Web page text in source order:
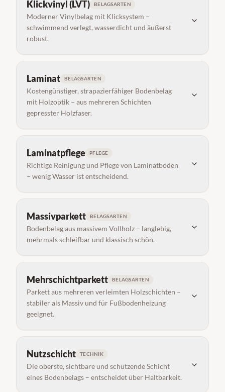
Klickvinyl (LVT) BELAGSARTEN
Moderner Vinylbelag mit Klicksystem –
schwimmend verlegt, wasserdicht und äußerst
robust.
Laminat BELAGSARTEN
Kostengünstiger, strapazierfähiger Bodenbelag
mit Holzoptik – aus mehreren Schichten
gepresster Holzfaser.
Laminatpflege PFLEGE
Richtige Reinigung und Pflege von Laminatböden
– wenig Wasser ist entscheidend.
Massivparkett BELAGSARTEN
Bodenbelag aus massivem Vollholz – langlebig,
mehrmals schleifbar und klassisch schön.
Mehrschichtparkett BELAGSARTEN
Parkett aus mehreren verleimten Holzschichten –
stabiler als Massiv und für Fußbodenheizung
geeignet.
Nutzschicht TECHNIK
Die oberste, sichtbare und schützende Schicht
eines Bodenbelags – entscheidet über Haltbarkeit.